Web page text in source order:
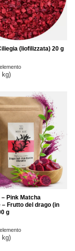
(liofilizzata) 20 g
elemento
kg)
Pink Matcha
Frutto del drago (in
g
elemento
kg)